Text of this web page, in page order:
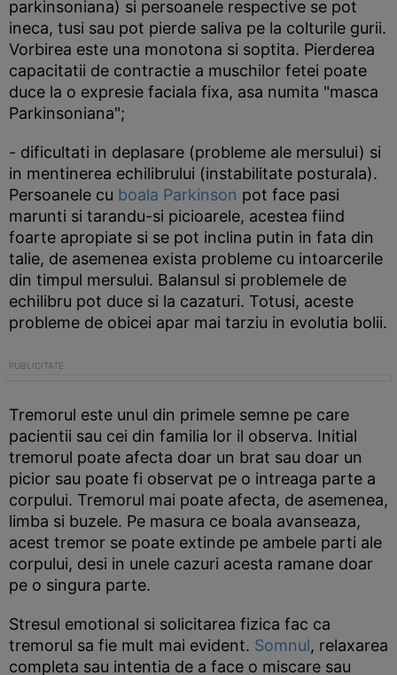
parkinsoniana) si persoanele respective se pot
ineca, tusi sau pot pierde saliva pe la colturile gurii.
Vorbirea este una monotona si soptita. Pierderea
capacitatii de contractie a muschilor fetei poate
duce la o expresie faciala fixa, asa numita "masca
Parkinsoniana";
- dificultati in deplasare (probleme ale mersului) si
in mentinerea echilibrului (instabilitate posturala).
Persoanele cu boala Parkinson pot face pasi
marunti si tarandu-si picioarele, acestea fiind
foarte apropiate si se pot inclina putin in fata din
talie, de asemenea exista probleme cu intoarcerile
din timpul mersului. Balansul si problemele de
echilibru pot duce si la cazaturi. Totusi, aceste
probleme de obicei apar mai tarziu in evolutia bolii.
Tremorul este unul din primele semne pe care
pacientii sau cei din familia lor il observa. Initial
tremorul poate afecta doar un brat sau doar un
picior sau poate fi observat pe o intreaga parte a
corpului. Tremorul mai poate afecta, de asemenea,
limba si buzele. Pe masura ce boala avanseaza,
acest tremor se poate extinde pe ambele parti ale
corpului, desi in unele cazuri acesta ramane doar
pe o singura parte.
Stresul emotional si solicitarea fizica fac ca
tremorul sa fie mult mai evident. Somnul, relaxarea
completa sau intentia de a face o miscare sau